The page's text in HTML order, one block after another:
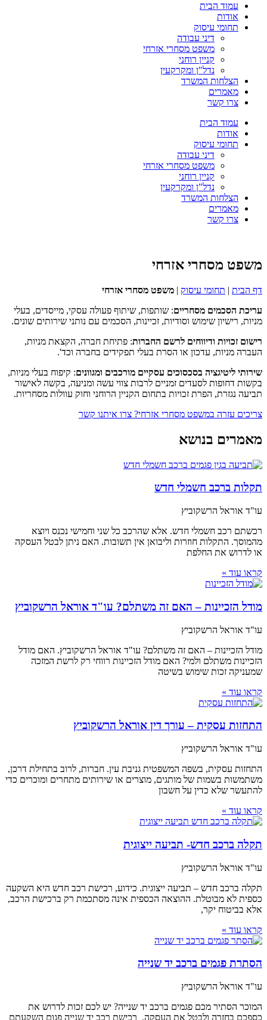
עמוד הבית
אודות
תחומי עיסוק
דיני עבודה
משפט מסחרי אזרחי
קניין רוחני
נדל"ן ומקרקעין
הצלחות המשרד
מאמרים
צרו קשר
עמוד הבית
אודות
תחומי עיסוק
דיני עבודה
משפט מסחרי אזרחי
קניין רוחני
נדל"ן ומקרקעין
הצלחות המשרד
מאמרים
צרו קשר
משפט מסחרי אזרחי
דף הבית | תחומי עיסוק | משפט מסחרי אזרחי
עריכת הסכמים מסחריים: שותפות, שיתוף פעולה עסקי, מייסדים, בעלי
מניות, רישיון שימוש וסודיות, זכיינות, הסכמים עם נותני שירותים שונים.
רישום זכויות ודיווחים לרשם החברות: פתיחת חברה, הקצאת מניות,
העברה מניות, עדכון או הסרת בעלי תפקידים בחברה וכד'.
שירותי ליטיגציה בסכסוכים עסקיים מורכבים ומגוונים: קיפוח בעלי מניות,
בקשות דחופות לסעדים זמניים לרבות צווי עשה ומניעה, בקשה לאישור
תביעה נגזרת, הפרת זכויות בתחום הקניין הרוחני וחוק עוולות מסחריות.
צריכים עזרה במשפט מסחרי אזרחי? צרו איתנו קשר
מאמרים בנושא
תקלות ברכב חשמלי חדש
עו"ד אוראל הרשקוביץ
רכשתם רכב חשמלי חדש. אלא שהרכב כל שני וחמישי נכנס ויוצא
מהמוסך. התקלות חוזרות וליבואן אין תשובות. האם ניתן לבטל העסקה
או לדרוש את החלפת
קראו עוד »
מודל הזכיינות – האם זה משתלם? עו"ד אוראל הרשקוביץ
עו"ד אוראל הרשקוביץ
מודל הזכיינות – האם זה משתלם? עו"ד אוראל הרשקוביץ. האם מודל
הזכיינות משתלם ולמי? האם מודל הזכיינות רווחי רק לרשת המזכה
שמעניקה זכות שימוש בשיטה
קראו עוד »
התחזות עסקית – עורך דין אוראל הרשקוביץ
עו"ד אוראל הרשקוביץ
התחזות עסקית, בשפה המשפטית גניבת עין. חברות, לרוב בתחילת דרכן,
משתמשות בשמות של מותגים, מוצרים או שירותים מתחרים ומוכרים כדי
להתעשר שלא כדין על חשבון
קראו עוד »
תקלה ברכב חדש- תביעה ייצוגית
עו"ד אוראל הרשקוביץ
תקלה ברכב חדש – תביעה ייצוגית. כידוע, רכישת רכב חדש היא השקעה
כספית לא מבוטלת. ההוצאה הכספית אינה מסתכמת רק ברכישת הרכב,
אלא בביטוח יקר,
קראו עוד »
הסתרת פגמים ברכב יד שנייה
עו"ד אוראל הרשקוביץ
המוכר הסתיר מכם פגמים ברכב יד שנייה? יש לכם זכות לדרוש את
כספכם בחזרה ולבטל את העסקה. רכישת רכב יד שנייה פגום השקעתם